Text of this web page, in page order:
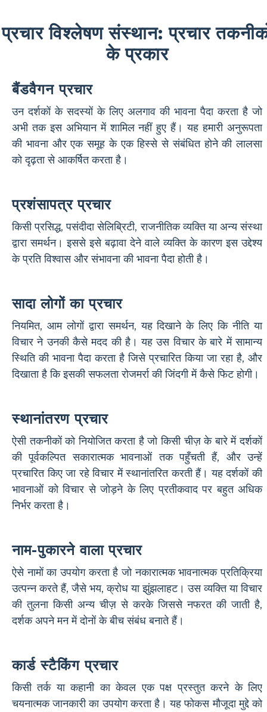
प्रचार विश्लेषण संस्थान: प्रचार
के प्रकार
बैंडवैगन प्रचार
उन दर्शकों के सदस्यों के लिए अलगाव की भावना पैदा करता है जो
अभी तक इस अभियान में शामिल नहीं हुए हैं। यह हमारी अनुरूपता
की भावना और एक समूह के एक हिस्से से संबंधित होने की लालसा
को दृढ़ता से आकर्षित करता है।
प्रशंसापत्र प्रचार
किसी प्रसिद्ध, पसंदीदा सेलिब्रिटी, राजनीतिक व्यक्ति या अन्य संस्था
द्वारा समर्थन। इससे इसे बढ़ावा देने वाले व्यक्ति के कारण इस उद्देश्य
के प्रति विश्वास और संभावना की भावना पैदा होती है।
सादा लोगों का प्रचार
नियमित, आम लोगों द्वारा समर्थन, यह दिखाने के लिए कि नीति या
विचार ने उनकी कैसे मदद की है। यह उस विचार के बारे में सामान्य
स्थिति की भावना पैदा करता है जिसे प्रचारित किया जा रहा है, और
दिखाता है कि इसकी सफलता रोजमर्रा की जिंदगी में कैसे फिट होगी।
स्थानांतरण प्रचार
ऐसी तकनीकों को नियोजित करता है जो किसी चीज़ के बारे में दर्शकों
की पूर्वकल्पित सकारात्मक भावनाओं तक पहुँचती हैं, और उन्हें
प्रचारित किए जा रहे विचार में स्थानांतरित करती हैं। यह दर्शकों की
भावनाओं को विचार से जोड़ने के लिए प्रतीकवाद पर बहुत अधिक
निर्भर करता है।
नाम-पुकारने वाला प्रचार
ऐसे नामों का उपयोग करता है जो नकारात्मक भावनात्मक प्रतिक्रिया
उत्पन्न करते हैं, जैसे भय, क्रोध या झुंझलाहट। उस व्यक्ति या विचार
की तुलना किसी अन्य चीज़ से करके जिससे नफरत की जाती है,
दर्शक अपने मन में दोनों के बीच संबंध बनाते हैं।
कार्ड स्टैकिंग प्रचार
किसी तर्क या कहानी का केवल एक पक्ष प्रस्तुत करने के लिए
चयनात्मक जानकारी का उपयोग करता है। यह फोकस मौजूदा मुद्दे को